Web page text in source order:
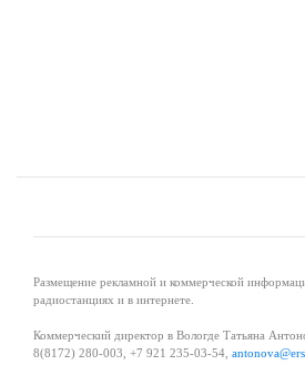
Размещение рекламной и коммерческой
радиостанциях и в интернете.
Коммерческий директор в Вологде Татьяна
8(8172) 280-003, +7 921 235-03-54,